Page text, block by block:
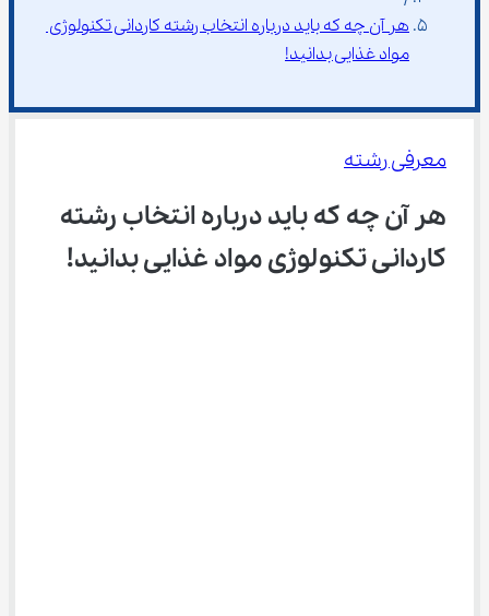
هر آن چه که باید درباره انتخاب رشته ﻛﺎردانی ﺗﻜﻨﻮﻟﻮژی
ﻣﻮاد ﻏﺬایی بدانید!
معرفی رشته
هر آن چه که باید درباره انتخاب رشته
ﻛﺎردانی ﺗﻜﻨﻮﻟﻮژی ﻣﻮاد ﻏﺬایی بدانید!